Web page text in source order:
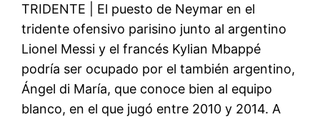
TRIDENTE | El puesto de Neymar en el
tridente ofensivo parisino junto al argentino
Lionel Messi y el francés Kylian Mbappé
podría ser ocupado por el también argentino,
Ángel di María, que conoce bien al equipo
blanco, en el que jugó entre 2010 y 2014. A